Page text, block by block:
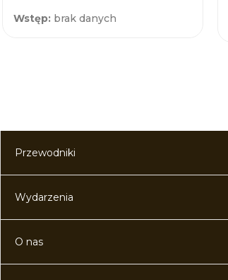
Wstęp: brak danych
Przewodniki
Wydarzenia
O nas